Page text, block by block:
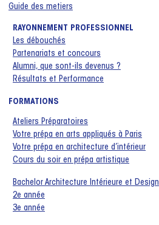
Guide des metiers
RAYONNEMENT PROFESSIONNEL
Les débouchés
Partenariats et concours
Alumni, que sont-ils devenus ?
Résultats et Performance
FORMATIONS
Ateliers Préparatoires
Votre prépa en arts appliqués à Paris
Votre prépa en architecture d’intérieur
Cours du soir en prépa artistique
Bachelor Architecture Intérieure et Design
2e année
3e année